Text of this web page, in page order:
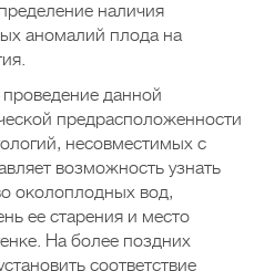
наличия
аномалий плода на
данной
предрасположенности
несовместимых с
возможность узнать
околоплодных вод,
ее старения и место
На более поздних
соответствие